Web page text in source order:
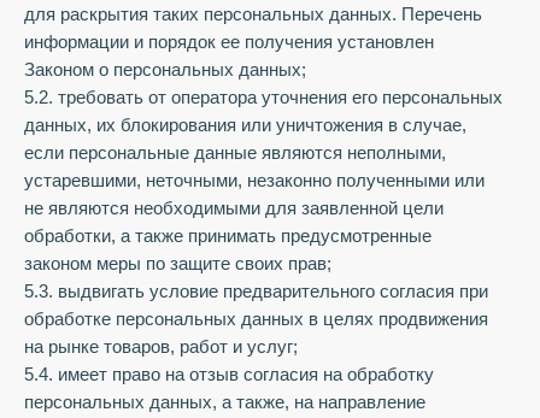
для раскрытия таких персональных данных. Перечень
информации и порядок ее получения установлен
Законом о персональных данных;
5.2. требовать от оператора уточнения его персональных
данных, их блокирования или уничтожения в случае,
если персональные данные являются неполными,
устаревшими, неточными, незаконно полученными или
не являются необходимыми для заявленной цели
обработки, а также принимать предусмотренные
законом меры по защите своих прав;
5.3. выдвигать условие предварительного согласия при
обработке персональных данных в целях продвижения
на рынке товаров, работ и услуг;
5.4. имеет право на отзыв согласия на обработку
персональных данных, а также, на направление